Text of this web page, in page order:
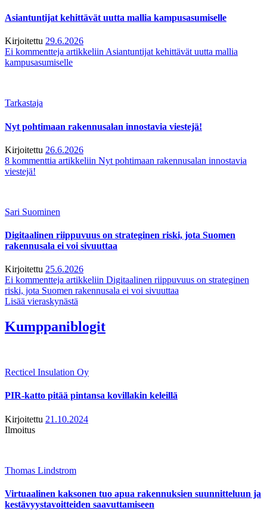
Asiantuntijat kehittävät uutta mallia kampusasumiselle
Kirjoitettu 29.6.2026
Ei kommentteja artikkeliin Asiantuntijat kehittävät uutta mallia
kampusasumiselle
Tarkastaja
Nyt pohtimaan rakennusalan innostavia viestejä!
Kirjoitettu 26.6.2026
8 kommenttia artikkeliin Nyt pohtimaan rakennusalan innostavia
viestejä!
Sari Suominen
Digitaalinen riippuvuus on strateginen riski, jota Suomen
rakennusala ei voi sivuuttaa
Kirjoitettu 25.6.2026
Ei kommentteja artikkeliin Digitaalinen riippuvuus on strateginen
riski, jota Suomen rakennusala ei voi sivuuttaa
Lisää vieraskynästä
Kumppaniblogit
Recticel Insulation Oy
PIR-katto pitää pintansa kovillakin keleillä
Kirjoitettu 21.10.2024
Ilmoitus
Thomas Lindstrom
Virtuaalinen kaksonen tuo apua rakennuksien suunnitteluun ja
kestävyystavoitteiden saavuttamiseen